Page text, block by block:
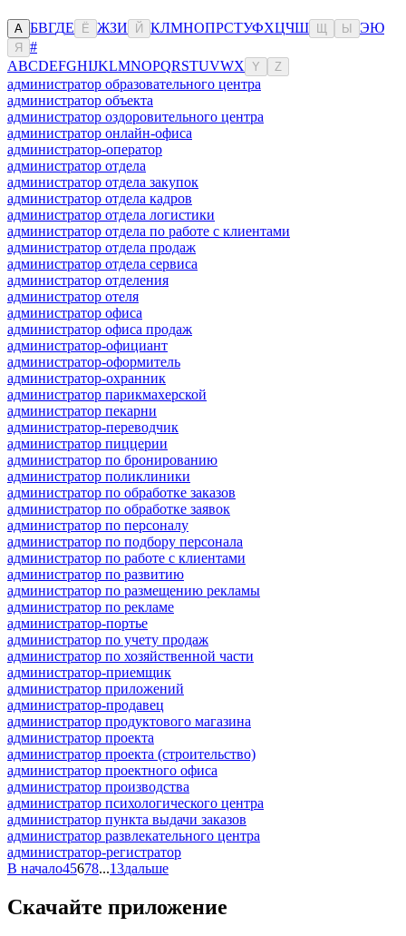
А БВГДЕ Ё ЖЗИ Й КЛМНОПРСТУФХЦЧШ Ы ЭЮ
Я
#
ABCDEFGHIJKLMNOPQRSTUVWX Y Z
администратор образовательного центра
администратор объекта
администратор оздоровительного центра
администратор онлайн-офиса
администратор-оператор
администратор отдела
администратор отдела закупок
администратор отдела кадров
администратор отдела логистики
администратор отдела по работе с клиентами
администратор отдела продаж
администратор отдела сервиса
администратор отделения
администратор отеля
администратор офиса
администратор офиса продаж
администратор-официант
администратор-оформитель
администратор-охранник
администратор парикмахерской
администратор пекарни
администратор-переводчик
администратор пиццерии
администратор по бронированию
администратор поликлиники
администратор по обработке заказов
администратор по обработке заявок
администратор по персоналу
администратор по подбору персонала
администратор по работе с клиентами
администратор по развитию
администратор по размещению рекламы
администратор по рекламе
администратор-портье
администратор по учету продаж
администратор по хозяйственной части
администратор-приемщик
администратор приложений
администратор-продавец
администратор продуктового магазина
администратор проекта
администратор проекта (строительство)
администратор проектного офиса
администратор производства
администратор психологического центра
администратор пункта выдачи заказов
администратор развлекательного центра
администратор-регистратор
В начало45678...13дальше
Скачайте приложение